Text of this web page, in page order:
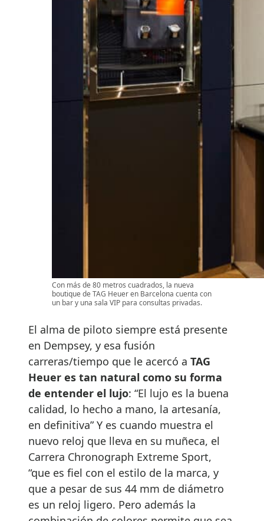
Con más de 80 metros cuadrados, la nueva
boutique de TAG Heuer en Barcelona cuenta con
un bar y una sala VIP para consultas privadas.
El alma de piloto siempre está presente
en Dempsey, y esa fusión
carreras/tiempo que le acercó a TAG
Heuer es tan natural como su forma
de entender el lujo: “El lujo es la buena
calidad, lo hecho a mano, la artesanía,
en definitiva” Y es cuando muestra el
nuevo reloj que lleva en su muñeca, el
Carrera Chronograph Extreme Sport,
“que es fiel con el estilo de la marca, y
que a pesar de sus 44 mm de diámetro
es un reloj ligero. Pero además la